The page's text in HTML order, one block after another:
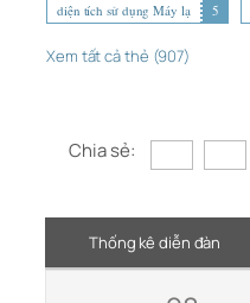
diện tích sử dụng Máy lạ
5
Xem tất cả thẻ (907)
Chia sẻ:
Thống kê diễn đàn